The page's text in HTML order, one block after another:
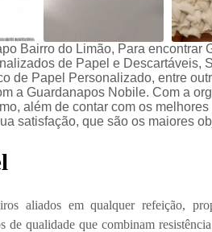
Bairro do Limão, Para encontrar
de Papel e Descartáveis,
de Papel Personalizado, entre
a Guardanapos Nobile. Com a
além de contar com os
satisfação, que são os maiores
aliados em qualquer refeição,
de qualidade que combinam